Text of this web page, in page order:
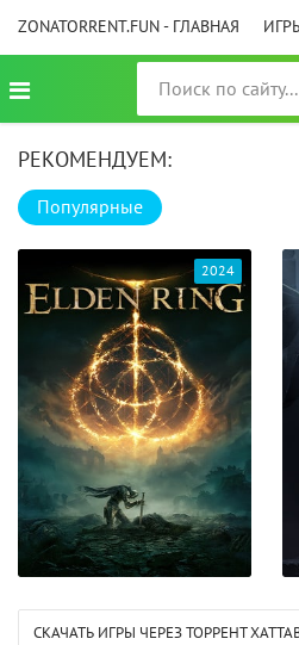
ZONATORRENT.FUN - ГЛАВНАЯ
РЕКОМЕНДУЕМ:
Популярные
2024
СКАЧАТЬ ИГРЫ ЧЕРЕЗ ТОРРЕНТ